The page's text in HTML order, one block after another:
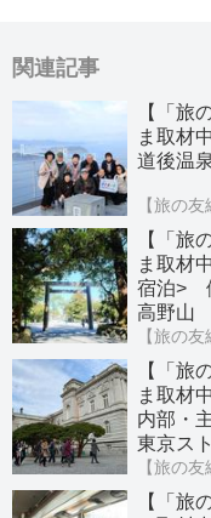
関連記事
【「旅
ま取材
道後温
【旅の
【「旅
ま取材
宿泊>
高野山
間）
【旅の
【「旅
ま取材
内部・
東京ス
【旅の
【「旅